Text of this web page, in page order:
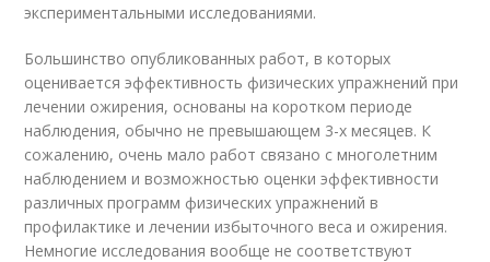
экспериментальными исследованиями.
Большинство опубликованных работ, в которых
оценивается эффективность физических упражнений при
лечении ожирения, основаны на коротком периоде
наблюдения, обычно не превышающем 3-х месяцев. К
сожалению, очень мало работ связано с многолетним
наблюдением и возможностью оценки эффективности
различных программ физических упражнений в
профилактике и лечении избыточного веса и ожирения.
Немногие исследования вообще не соответствуют